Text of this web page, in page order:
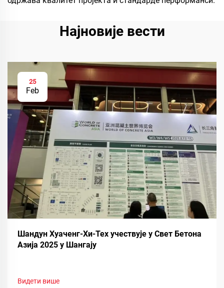
Најновије вести
25
Feb
Шандун Хуаченг-Хи-Тех учествује у Свет Бетона
Азија 2025 у Шангају
Видети више